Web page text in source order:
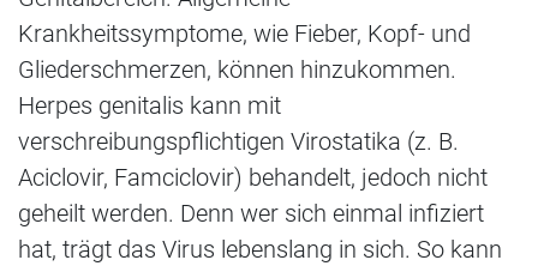
Krankheitssymptome, wie Fieber, Kopf- und
Gliederschmerzen, können hinzukommen.
Herpes genitalis kann mit
verschreibungspflichtigen Virostatika (z. B.
Aciclovir, Famciclovir) behandelt, jedoch nicht
geheilt werden. Denn wer sich einmal infiziert
hat, trägt das Virus lebenslang in sich. So kann